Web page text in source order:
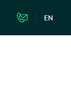
EN